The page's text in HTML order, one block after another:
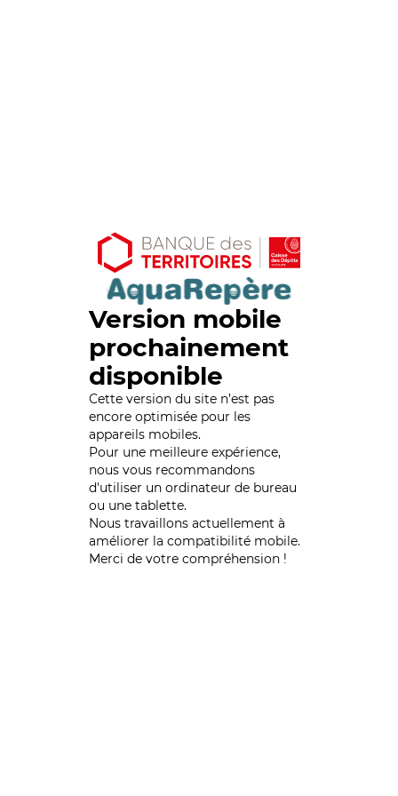
Version mobile
prochainement
disponible
Cette version du site n’est pas
encore optimisée pour les
appareils mobiles.
Pour une meilleure expérience,
nous vous recommandons
d'utiliser un ordinateur de bureau
ou une tablette.
Nous travaillons actuellement à
améliorer la compatibilité mobile.
Merci de votre compréhension !